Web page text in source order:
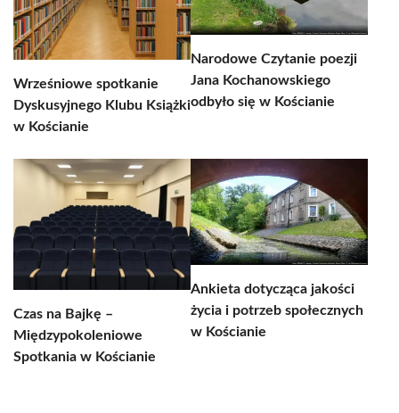
Wrześniowe spotkanie
Dyskusyjnego Klubu Książki
w Kościanie
Narodowe Czytanie poezji
Jana Kochanowskiego
odbyło się w Kościanie
Czas na Bajkę –
Międzypokoleniowe
Spotkania w Kościanie
Ankieta dotycząca jakości
życia i potrzeb społecznych
w Kościanie